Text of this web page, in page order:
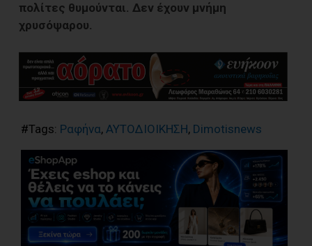
πολίτες θυμούνται. Δεν έχουν μνήμη
χρυσόψαρου.
#Tags: Ραφήνα, ΑΥΤΟΔΙΟΙΚΗΣΗ, Dimotisnews